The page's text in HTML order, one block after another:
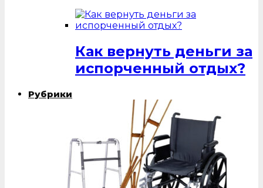
Как вернуть деньги за
испорченный отдых?
Рубрики